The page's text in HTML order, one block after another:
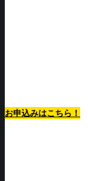
お申込みはこちら！